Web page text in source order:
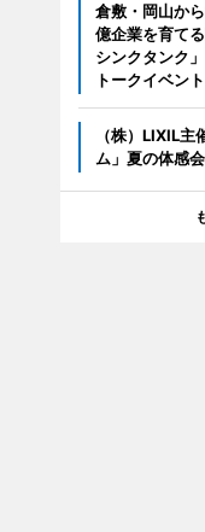
倉敷・岡山か
億企業を育て
シンクタンク
トークイベン
（株）LIXIL
ム」夏の体感